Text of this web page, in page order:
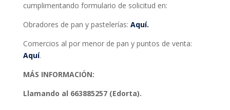
cumplimentando formulario de solicitud en:
Obradores de pan y pastelerías: Aquí.
Comercios al por menor de pan y puntos de venta:
Aquí.
MÁS INFORMACIÓN:
Llamando al 663885257 (Edorta).